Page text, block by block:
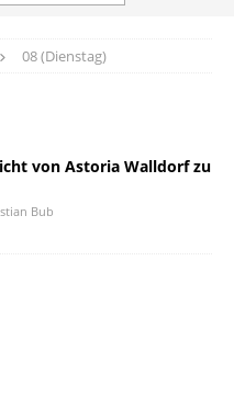
08 (Dienstag)
von Astoria Walldorf zu
Bub